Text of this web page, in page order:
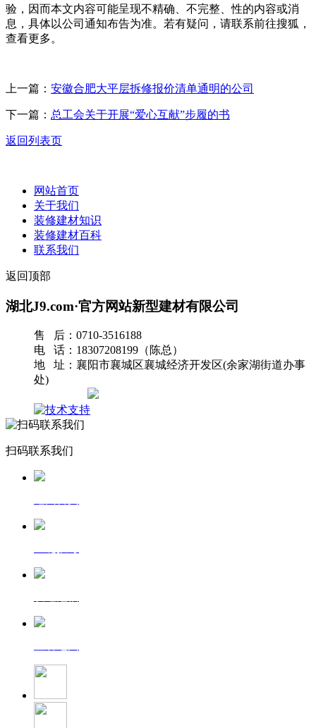
验，因而本文内容可能呈现不精确、不完整、性的内容或消
息，具体以公司通知布告为准。若有疑问，请联系前往搜狐，
查看更多。
上一篇： 安徽合肥大平层拆修报价清单通明的公司
下一篇： 总工会关于开展“爱心互献”步履的书
返回列表页
网站首页
关于我们
装修建材知识
装修建材百科
联系我们
返回顶部
湖北J9.com·官方网站新型建材有限公司
售 后：0710-3516188
电 话：18307208199（陈总）
地 址：襄阳市襄城区襄城经济开发区(余家湖街道办事
处)
扫码联系我们